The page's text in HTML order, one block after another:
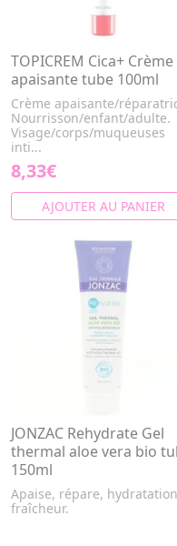
TOPICREM Cica+ Crème
apaisante tube 100ml
Crème apaisante/
Nourrisson/enfant/adulte.
Visage/corps/muqueuses
inti...
8,33€
AJOUTER AU PANIER
JONZAC Rehydrate Gel
thermal aloe vera bio
150ml
Apaise, répare, hydratation
fraîcheur.